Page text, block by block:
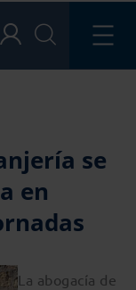
se
en
La abogacía de